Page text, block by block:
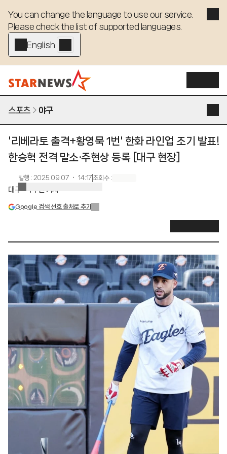
You can change the language to use our service.
Please check the list of supported languages.
English - EN
스포츠 야구
'리베라토 출격+황영묵 1번' 한화 라인업 조기 발표!
한승혁 전격 말소·주현상 등록 [대구 현장]
발행 : 2025.09.07 ・ 14:17 조회수:
대구=박수진 기자
Google 검색 선호 출처로 추가